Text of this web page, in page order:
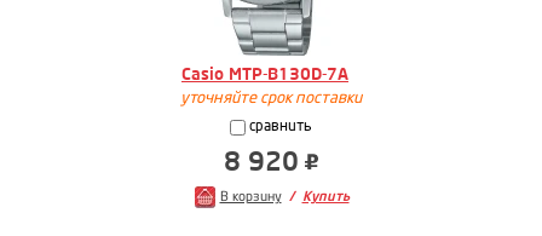
Casio MTP-B130D-7A
уточняйте срок поставки
сравнить
8 920
В корзину Купить